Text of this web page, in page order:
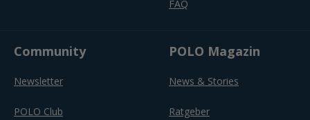
FAQ
Community
Newsletter
POLO Club
POLO Magazin
News & Stories
Ratgeber